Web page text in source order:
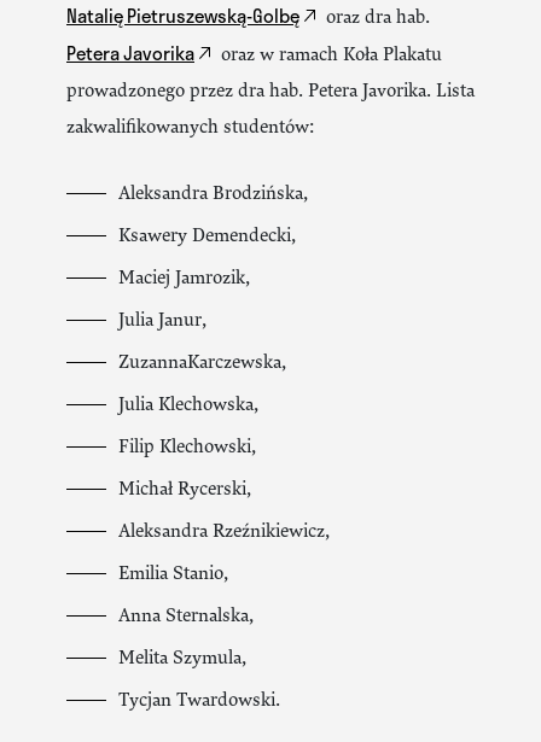
Natalię Pietruszewską-Golbę oraz dra hab.
Petera Javorika
oraz w ramach Koła Plakatu
prowadzonego przez dra hab. Petera Javorika. Lista
zakwalifikowanych studentów:
Aleksandra Brodzińska,
Ksawery Demendecki,
Maciej Jamrozik,
Julia Janur,
ZuzannaKarczewska,
Julia Klechowska,
Filip Klechowski,
Michał Rycerski,
Aleksandra Rzeźnikiewicz,
Emilia Stanio,
Anna Sternalska,
Melita Szymula,
Tycjan Twardowski.